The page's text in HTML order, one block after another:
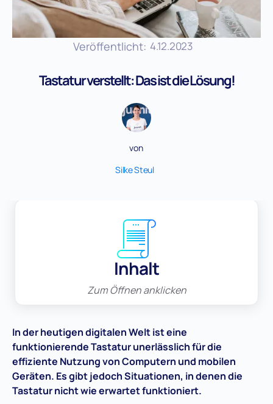
Veröffentlicht: 4.12.2023
Tastatur verstellt: Das ist die Lösung!
von
Silke Steul
Inhalt
Zum Öffnen anklicken
In der heutigen digitalen Welt ist eine
funktionierende Tastatur unerlässlich für die
effiziente Nutzung von Computern und mobilen
Geräten. Es gibt jedoch Situationen, in denen die
Tastatur nicht wie erwartet funktioniert.